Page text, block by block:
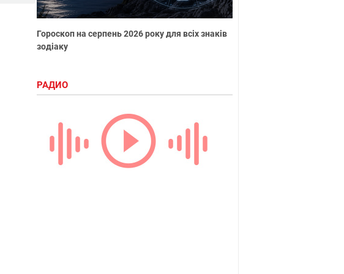
Гороскоп на серпень 2026 року для всіх знаків
зодіаку
РАДИО